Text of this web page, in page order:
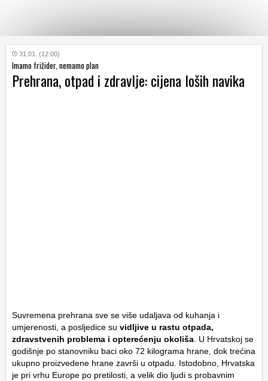
KATEGORIJE
HRVATSKI
31.01. (12:00)
Imamo frižider, nemamo plan
Prehrana, otpad i zdravlje: cijena loših navika
Suvremena prehrana sve se više udaljava od kuhanja i
umjerenosti, a posljedice su vidljive u rastu otpada,
zdravstvenih problema i opterećenju okoliša . U Hrvatskoj se
godišnje po stanovniku baci oko 72 kilograma hrane, dok trećina
ukupno proizvedene hrane završi u otpadu. Istodobno, Hrvatska
je pri vrhu Europe po pretilosti, a velik dio ljudi s probavnim